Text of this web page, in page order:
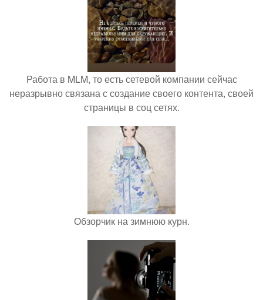
Работа в MLM, то есть сетевой компании сейчас
неразрывно связана с создание своего контента, своей
страницы в соц сетях.
Обзорчик на зимнюю курн.